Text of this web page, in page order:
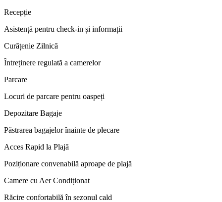
Recepție
Asistență pentru check-in și informații
Curățenie Zilnică
Întreținere regulată a camerelor
Parcare
Locuri de parcare pentru oaspeți
Depozitare Bagaje
Păstrarea bagajelor înainte de plecare
Acces Rapid la Plajă
Poziționare convenabilă aproape de plajă
Camere cu Aer Condiționat
Răcire confortabilă în sezonul cald